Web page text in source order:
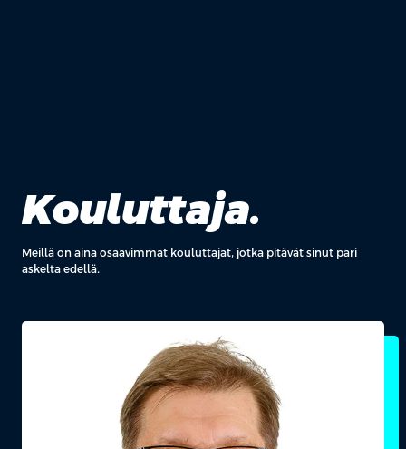
Kouluttaja.
Meillä on aina osaavimmat kouluttajat, jotka pitävät sinut pari
askelta edellä.